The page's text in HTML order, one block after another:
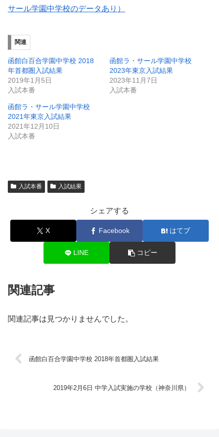
サール学園中学校のデータあり）
関連
函館白百合学園中学校 2018
年首都圏入試結果
2019年1月5日
入試本番
函館ラ・サール学園中学校
2023年東京入試結果
2023年11月7日
入試本番
函館ラ・サール学園中学校
2021年東京入試結果
2021年12月10日
入試本番
入試本番 入試結果
シェアする
X Facebook はてブ
LINE コピー
関連記事
関連記事は見つかりませんでした。
函館白百合学園中学校 2018年首都圏入試結果
2019年2月6日 中学入試実施の学校（神奈川県）